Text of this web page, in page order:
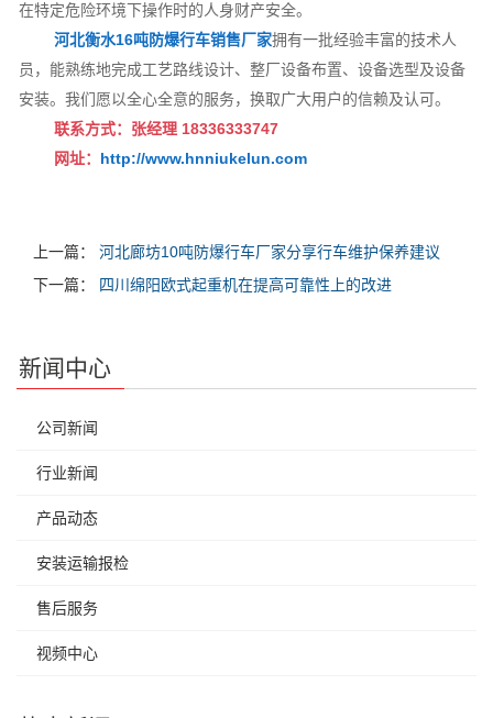
在特定危险环境下操作时的人身财产安全。
河北衡水16吨防爆行车销售厂家拥有一批经验丰富的技术人
员，能熟练地完成工艺路线设计、整厂设备布置、设备选型及设备
安装。我们愿以全心全意的服务，换取广大用户的信赖及认可。
联系方式：张经理 18336333747
网址： http://www.hnniukelun.com
上一篇： 河北廊坊10吨防爆行车厂家分享行车维护保养建议
下一篇：
四川绵阳欧式起重机在提高可靠性上的改进
新闻中心
公司新闻
行业新闻
产品动态
安装运输报检
售后服务
视频中心